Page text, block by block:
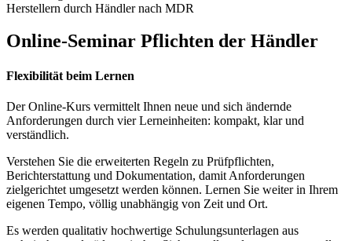
Online-Seminar Pflichten der Händler
Flexibilität beim Lernen
Der Online-Kurs vermittelt Ihnen neue und sich ändernde
Anforderungen durch vier Lerneinheiten: kompakt, klar und
verständlich.
Verstehen Sie die erweiterten Regeln zu Prüfpflichten,
Berichterstattung und Dokumentation, damit Anforderungen
zielgerichtet umgesetzt werden können. Lernen Sie weiter in Ihrem
eigenen Tempo, völlig unabhängig von Zeit und Ort.
Es werden qualitativ hochwertige Schulungsunterlagen aus